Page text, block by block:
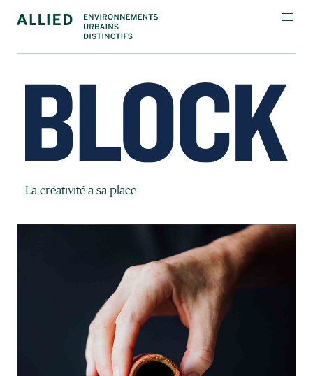
RÉSIDENTIELS
COMMODITÉS
Block Magazine
La créativité a sa place